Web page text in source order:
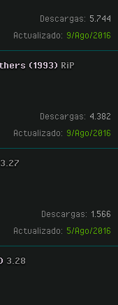
Descargas: 5.744
Actualizado: 9/Ago/2016
(1993) RiP
Descargas: 4.382
Actualizado: 9/Ago/2016
3.27
Descargas: 1.566
Actualizado: 5/Ago/2016
3.28